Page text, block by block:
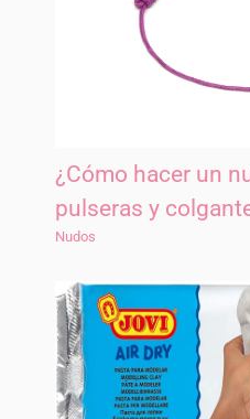
¿Cómo hacer un
pulseras y
Nudos